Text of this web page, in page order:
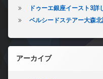
ドゥーエ銀座イースト3詳
ベルシードステアー大森
アーカイブ